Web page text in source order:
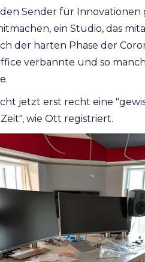
Sender für
ein Studio, das
der harten Phase der
verbannte und so
jetzt erst recht eine
wie Ott registriert.